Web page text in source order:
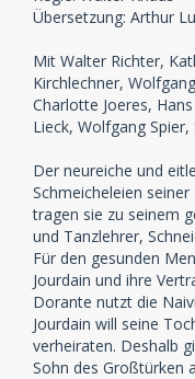
Übersetzung: Arthur
Mit Walter Richter,
Kirchlechner,
Charlotte Joeres,
Lieck, Wolfgang
Der neureiche und
Schmeicheleien
tragen sie zu seinem
und Tanzlehrer,
Für den gesunden
Jourdain und ihre
Dorante nutzt die
Jourdain will seine
verheiraten. Deshalb
Sohn des Großtürken